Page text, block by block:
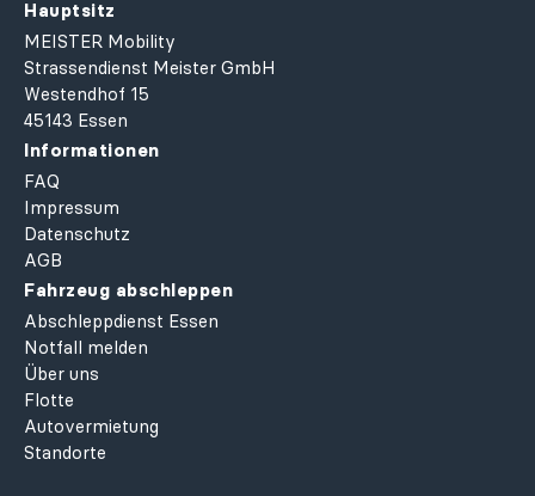
Hauptsitz
MEISTER Mobility
Strassendienst Meister GmbH
Westendhof 15
45143 Essen
Informationen
FAQ
Impressum
Datenschutz
AGB
Fahrzeug abschleppen
Abschleppdienst Essen
Notfall melden
Über uns
Flotte
Autovermietung
Standorte